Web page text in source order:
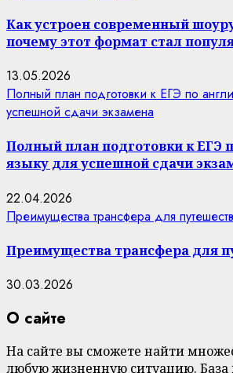
Как устроен современный
почему этот формат стал
13.05.2026
Полный план подготовки к ЕГЭ по
успешной сдачи экзамена
Полный план подготовки к ЕГЭ
языку для успешной сдачи
22.04.2026
Преимущества трансфера для
Преимущества трансфера для
30.03.2026
О сайте
На сайте вы сможете найти
любую жизненную ситуацию. База